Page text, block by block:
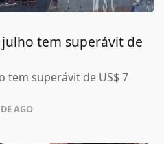
tem superávit de
tem superávit de US$ 7
AGO